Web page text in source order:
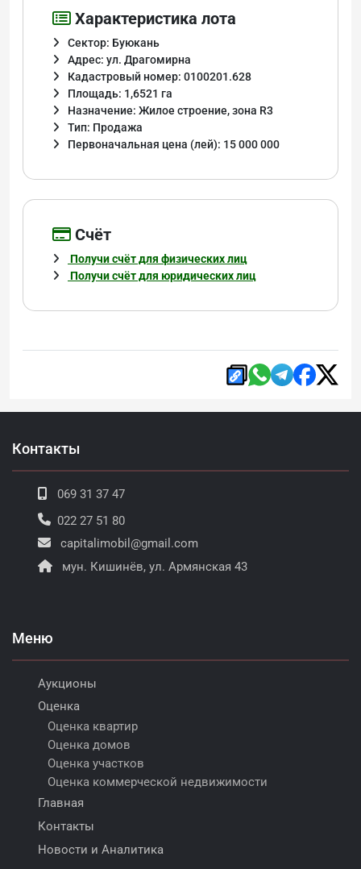
Характеристика лота
Сектор: Буюкань
Адрес: ул. Драгомирна
Кадастровый номер: 0100201.628
Площадь: 1,6521 га
Назначение: Жилое строение, зона R3
Тип: Продажа
Первоначальная цена (лей): 15 000 000
Cчёт
Получи счёт для физических лиц
Получи счёт для юридических лиц
Контакты
069 31 37 47
022 27 51 80
capitalimobil@gmail.com
мун. Кишинёв, ул. Армянская 43
Меню
Аукционы
Оценка
Оценка квартир
Оценка домов
Оценка участков
Оценка коммерческой недвижимости
Главная
Контакты
Новости и Аналитика